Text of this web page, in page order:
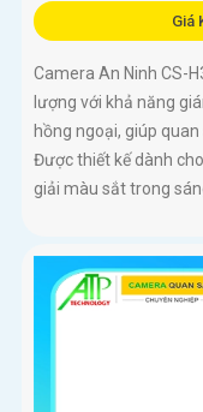
Giá
Camera An Ninh CS-
lượng với khả năng
hồng ngoại, giúp
Được thiết kế dành
giải màu sắt trong